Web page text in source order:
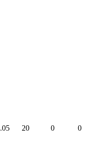
20 0 0